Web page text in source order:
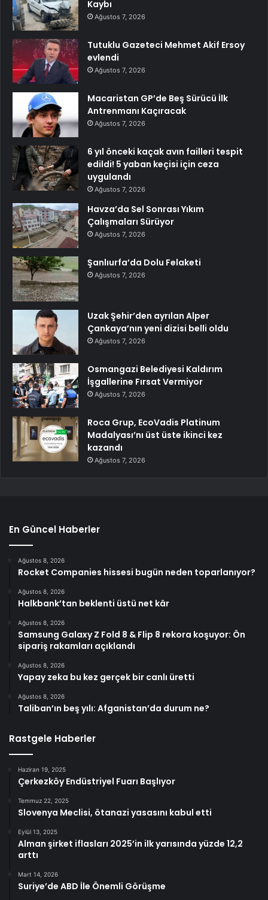
Kaybı
Ağustos 7, 2026
Tutuklu Gazeteci Mehmet Akif Ersoy
evlendi
Ağustos 7, 2026
Macaristan GP’de Beş Sürücü İlk
Antrenmanı Kaçıracak
Ağustos 7, 2026
6 yıl önceki kaçak avın failleri tespit
edildi! 5 yaban keçisi için ceza
uygulandı
Ağustos 7, 2026
Havza’da Sel Sonrası Yıkım
Çalışmaları Sürüyor
Ağustos 7, 2026
Şanlıurfa’da Dolu Felaketi
Ağustos 7, 2026
Uzak Şehir’den ayrılan Alper
Çankaya’nın yeni dizisi belli oldu
Ağustos 7, 2026
Osmangazi Belediyesi Kaldırım
İşgallerine Fırsat Vermiyor
Ağustos 7, 2026
Roca Grup, EcoVadis Platinum
Madalyası’nı üst üste ikinci kez
kazandı
Ağustos 7, 2026
En Güncel Haberler
Ağustos 8, 2026
Rocket Companies hissesi bugün neden toparlanıyor?
Ağustos 8, 2026
Halkbank’tan beklenti üstü net kâr
Ağustos 8, 2026
Samsung Galaxy Z Fold 8 & Flip 8 rekora koşuyor: Ön
sipariş rakamları açıklandı
Ağustos 8, 2026
Yapay zeka bu kez gerçek bir canlı üretti
Ağustos 8, 2026
Taliban’ın beş yılı: Afganistan’da durum ne?
Rastgele Haberler
Haziran 19, 2025
Çerkezköy Endüstriyel Fuarı Başlıyor
Temmuz 22, 2025
Slovenya Meclisi, ötanazi yasasını kabul etti
Eylül 13, 2025
Alman şirket iflasları 2025’in ilk yarısında yüzde 12,2
arttı
Mart 14, 2026
Suriye’de ABD İle Önemli Görüşme